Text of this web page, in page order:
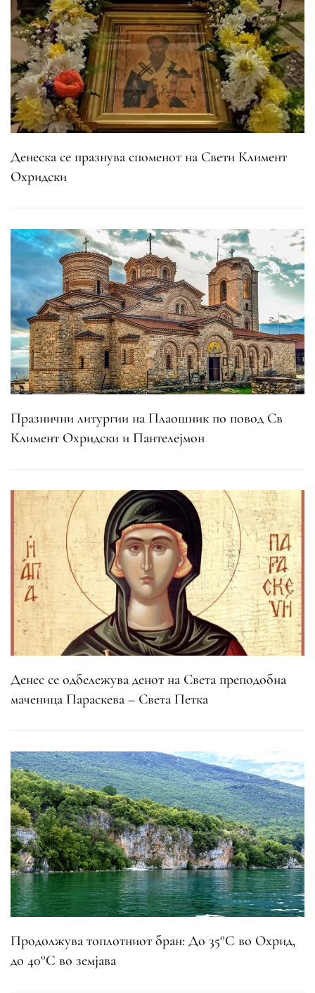
Денеска се празнува споменот на Свети Климент
Охридски
Празнични литургии на Плаошник по повод Св
Климент Охридски и Пантелејмон
Денес се одбележува денот на Света преподобна
маченица Параскева – Света Петка
Продолжува топлотниот бран: До 35°C во Охрид,
до 40°C во земјава